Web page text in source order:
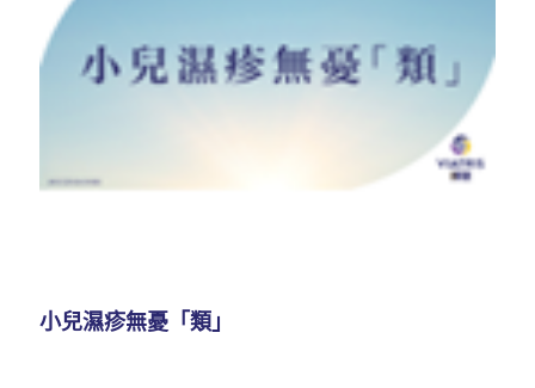
小兒濕疹無憂「類」